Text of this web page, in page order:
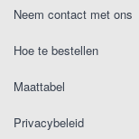
Neem contact met ons
Hoe te bestellen
Maattabel
Privacybeleid